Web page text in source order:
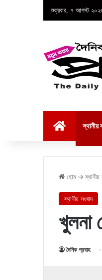
শুক্রবার, ৭ আগস্ট
স্থানীয়
হোম → স্থানীয়
স্থানীয় সংবাদ
খুলনা
দৈনিক প্রবাহ